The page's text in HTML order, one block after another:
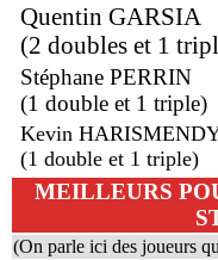
Quentin GARSIA
(2 doubles et 1
Stéphane PERRIN
(1 double et 1 triple)
Kevin
(1 double et 1 triple)
MEILLEURS
(On parle ici des joueurs